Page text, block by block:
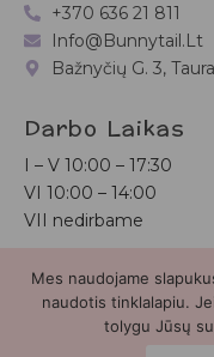
+370 636 21 811
Info@bunnytail.lt
Bažnyčių G. 3,
Darbo Laikas
I – V 10:00 – 17:30
VI 10:00 – 14:00
VII nedirbame
Bunnytail.lt|
Mes naudojame
naudotis tinklalapiu.
tolygu Jūsų